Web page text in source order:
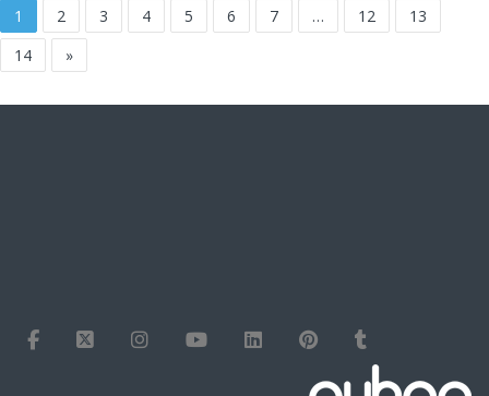
1 2 3 4 5 6 7 … 12
13
14
»